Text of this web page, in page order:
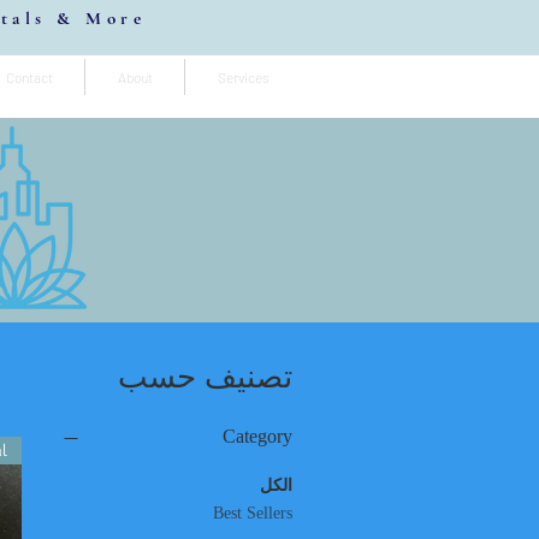
& More
Contact About Services
تصنيف حسب
Category
الكل
Best Sellers